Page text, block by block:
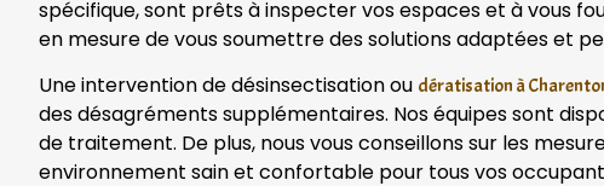
spécifique, sont prêts à inspecter vos espaces et à vous
en mesure de vous soumettre des solutions adaptées et
Une intervention de désinsectisation ou dératisation à
des désagréments supplémentaires. Nos équipes sont
de traitement. De plus, nous vous conseillons sur les
environnement sain et confortable pour tous vos